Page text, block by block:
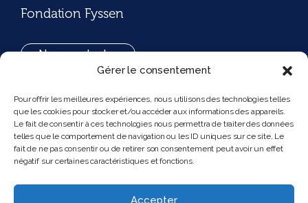
Gérer le consentement
Pour offrir les meilleures expériences, nous utilisons des technologies telles
que les cookies pour stocker et/ou accéder aux informations des appareils.
Le fait de consentir à ces technologies nous permettra de traiter des données
telles que le comportement de navigation ou les ID uniques sur ce site. Le
fait de ne pas consentir ou de retirer son consentement peut avoir un effet
négatif sur certaines caractéristiques et fonctions.
Accepter
Fondation Fyssen
Nous contacter
194, rue de Rivoli 75001 Paris France
Nous suivre